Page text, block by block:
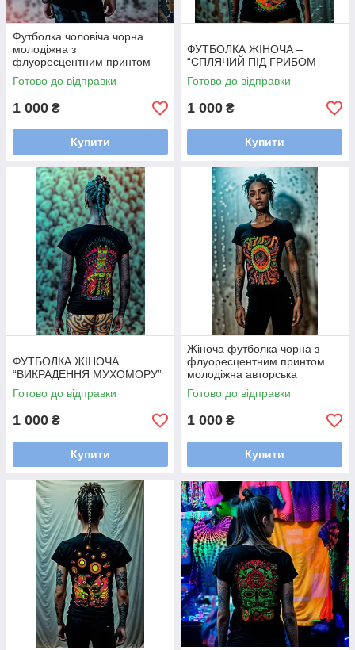
Футболка чоловіча чорна
молодіжна з
флуоресцентним принтом
стильна «ДЕМОН» / Стильні
чоловічі футболки
Готово до відправки
1 000 ₴
Купити
ФУТБОЛКА ЖІНОЧА –
“СПЛЯЧИЙ ПІД ГРИБОМ
Готово до відправки
1 000 ₴
Купити
ФУТБОЛКА ЖІНОЧА
“ВИКРАДЕННЯ МУХОМОРУ”
Готово до відправки
1 000 ₴
Купити
Жіноча футболка чорна з
флуоресцентним принтом
молодіжна авторська
«ДЕМОН» / Футболки для
жінок
Готово до відправки
1 000 ₴
Купити